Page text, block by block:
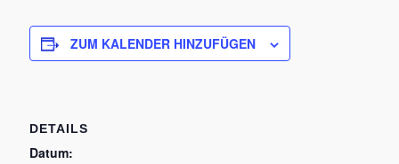
ZUM KALENDER HINZUFÜGEN
DETAILS
Datum: